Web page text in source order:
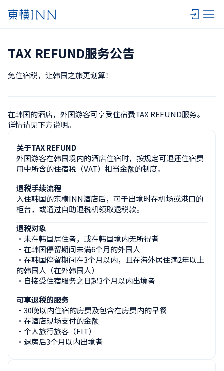
TAX REFUND服务公告
免住宿税，让韩国之旅更划算！
在韩国的酒店，外国游客可享受住宿费TAX REFUND服务。
详情请见下方说明。
关于TAX REFUND
外国游客在韩国境内的酒店住宿时，按规定可退还住宿费
用中所含的住宿税（VAT）相当金额的制度。
退税手续流程
入住韩国的东横INN酒店后，可于出境时在机场或港口的
柜台，或通过自助退税机领取退税款。
退税对象
・未在韩国居住者，或在韩国境内无所得者
・在韩国停留期间未满6个月的外国人
・在韩国停留期间在3个月以内，且在海外居住满2年以上
的韩国人（在外韩国人）
・自接受住宿服务之日起3个月以内出境者
可享退税的服务
・30晚以内住宿的房费及包含在房费内的早餐
・在酒店现场支付的金额
・个人旅行旅客（FIT）
・退房后3个月以内出境者